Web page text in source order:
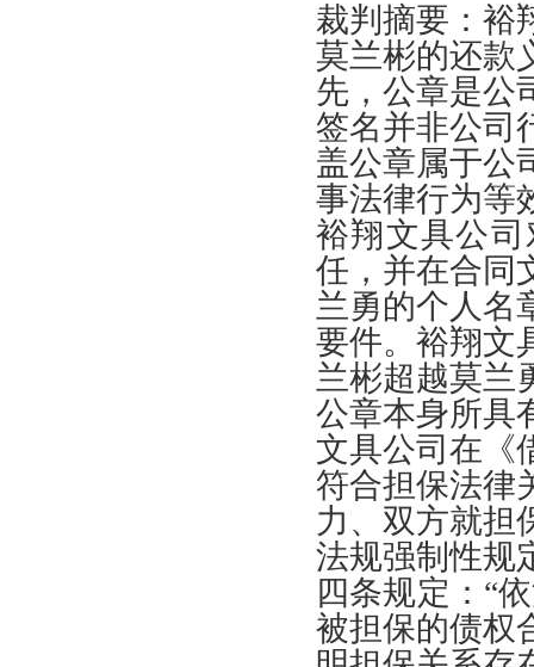
裁判摘要 ： 裕
莫兰彬的还款
先 ， 公章是公
签名并非公司
盖公章属于公
事法律行为等
裕翔文具公
任 ， 并在合同
兰勇的个人名
要件。 裕翔文
兰彬超越莫兰
公章本身所具
文具公司在 《
符合担保法律
力 、 双方就担
法规强制性规
四条规定 ：“
被担保的债权